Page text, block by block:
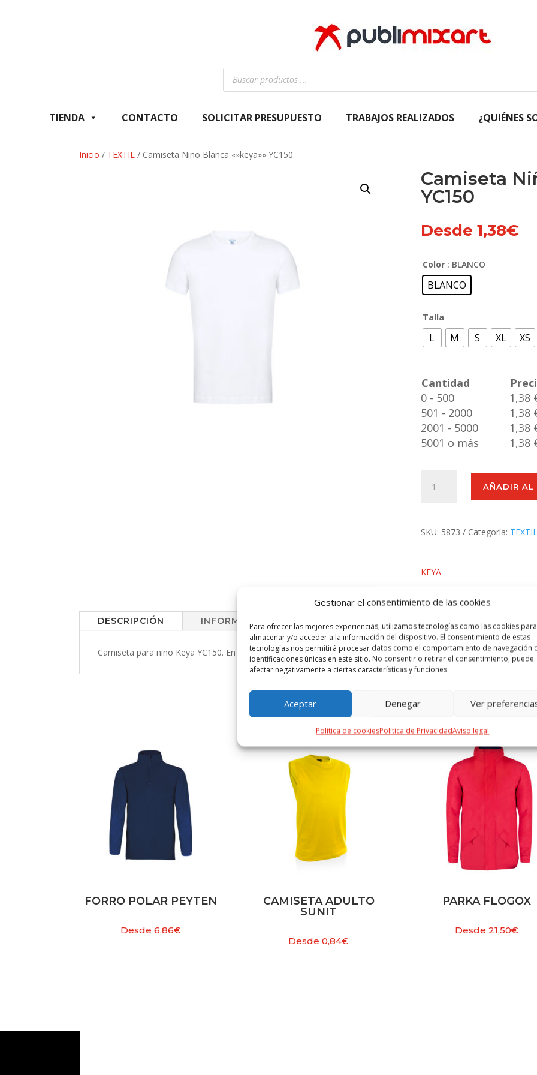
Gestionar el consentimiento de las cookies
Para ofrecer las mejores experiencias, utilizamos tecnologías como las cookies para
almacenar y/o acceder a la información del dispositivo. El consentimiento de estas
tecnologías nos permitirá procesar datos como el comportamiento de navegación
identificaciones únicas en este sitio. No consentir o retirar el consentimiento, puede
afectar negativamente a ciertas características y funciones.
Aceptar Denegar Ver
Política de cookiesPolítica de PrivacidadAviso legal
Búsqueda
productos
TIENDA CONTACTO SOLICITAR PRESUPUESTO TRABAJOS REALIZADOS ¿QUIÉNES
Inicio / TEXTIL / Camiseta Niño Blanca «»keya»» YC150
Camiseta
YC150
Desde 1,38€
Color : BLANCO
BLANCO
Talla
L M S XL XS
Cantidad
0 - 500
1,38
501 - 2000
1,38
2001 - 5000
1,38
5001 o más
1,38
Niño
YC150
AÑADIR AL
SKU: 5873 Categoría: TEXTIL
KEYA
DESCRIPCIÓN INFORMACIÓN ADICIONAL MARCA VALORACIONES (0)
Camiseta para niño Keya YC150. En material 100% algodón de 150g/m2. Disponible en color blanco y en tallas
PRODUCTOS RELACIONADOS
FORRO POLAR PEYTEN
Desde6,86€
CAMISETA ADULTO
SUNIT
Desde0,84€
PARKA FLOGOX
Desde21,50€